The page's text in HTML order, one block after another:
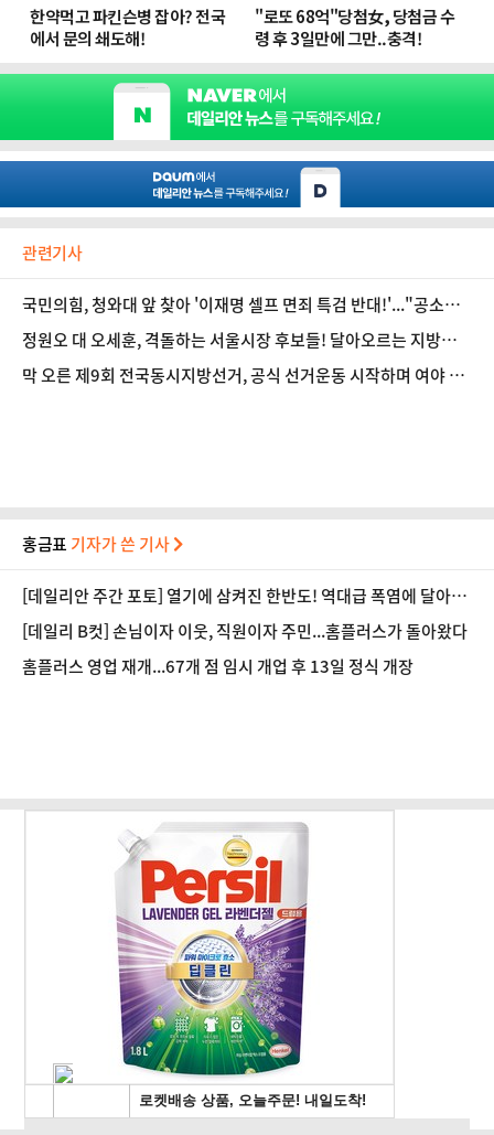
관련기사
국민의힘, 청와대 앞 찾아 '이재명 셀프 면죄 특검 반대!'..."공소취
소, 공소장 뺏어 직접 찢겠다는 것!" 목소리 [데일리안 주간 포토]
정원오 대 오세훈, 격돌하는 서울시장 후보들! 달아오르는 지방선
거...민심 향방은? [데일리안 주간 포토]
막 오른 제9회 전국동시지방선거, 공식 선거운동 시작하며 여야 격
홍금표 기자가 쓴 기사
[데일리안 주간 포토] 열기에 삼켜진 한반도! 역대급 폭염에 달아오
른 도심!
[데일리 B컷] 손님이자 이웃, 직원이자 주민...홈플러스가 돌아왔다
홈플러스 영업 재개...67개 점 임시 개업 후 13일 정식 개장